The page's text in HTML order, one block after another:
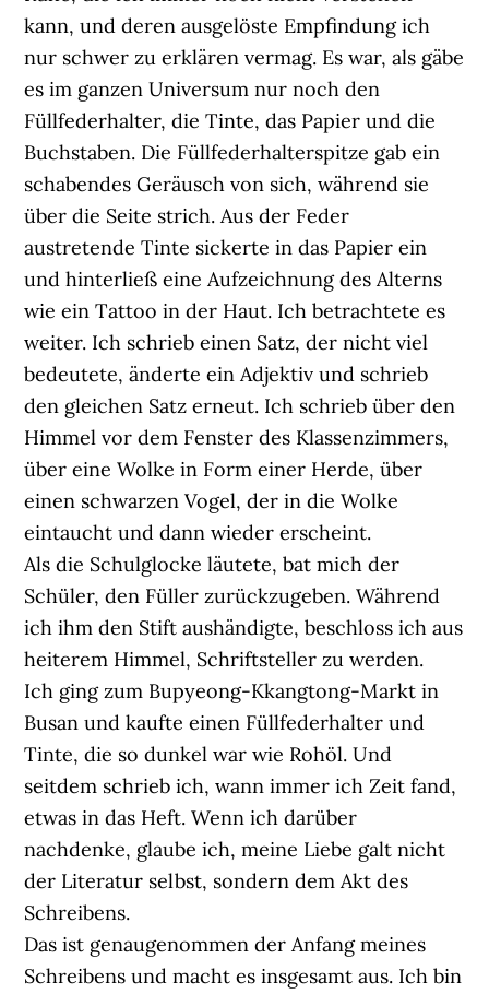
kann, und deren ausgelöste Empfindung ich
nur schwer zu erklären vermag. Es war, als gäbe
es im ganzen Universum nur noch den
Füllfederhalter, die Tinte, das Papier und die
Buchstaben. Die Füllfederhalterspitze gab ein
schabendes Geräusch von sich, während sie
über die Seite strich. Aus der Feder
austretende Tinte sickerte in das Papier ein
und hinterließ eine Aufzeichnung des Alterns
wie ein Tattoo in der Haut. Ich betrachtete es
weiter. Ich schrieb einen Satz, der nicht viel
bedeutete, änderte ein Adjektiv und schrieb
den gleichen Satz erneut. Ich schrieb über den
Himmel vor dem Fenster des Klassenzimmers,
über eine Wolke in Form einer Herde, über
einen schwarzen Vogel, der in die Wolke
eintaucht und dann wieder erscheint.
Als die Schulglocke läutete, bat mich der
Schüler, den Füller zurückzugeben. Während
ich ihm den Stift aushändigte, beschloss ich aus
heiterem Himmel, Schriftsteller zu werden.
Ich ging zum Bupyeong-Kkangtong-Markt in
Busan und kaufte einen Füllfederhalter und
Tinte, die so dunkel war wie Rohöl. Und
seitdem schrieb ich, wann immer ich Zeit fand,
etwas in das Heft. Wenn ich darüber
nachdenke, glaube ich, meine Liebe galt nicht
der Literatur selbst, sondern dem Akt des
Schreibens.
Das ist genaugenommen der Anfang meines
Schreibens und macht es insgesamt aus. Ich bin